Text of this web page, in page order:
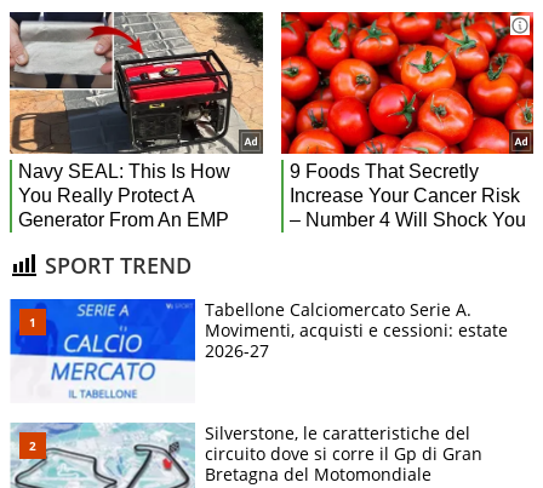
SPORT TREND
Tabellone Calciomercato Serie A.
Movimenti, acquisti e cessioni: estate
2026-27
Silverstone, le caratteristiche del
circuito dove si corre il Gp di Gran
Bretagna del Motomondiale